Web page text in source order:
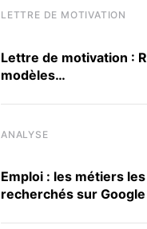
LETTRE DE MOTIVATION
Lettre de motivation :
modèles…
ANALYSE
Emploi : les métiers
recherchés sur